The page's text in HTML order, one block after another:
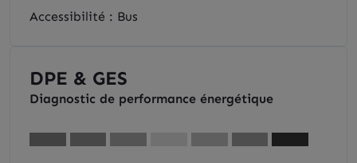
Accessibilité : Bus
DPE & GES
Diagnostic de performance énergétique